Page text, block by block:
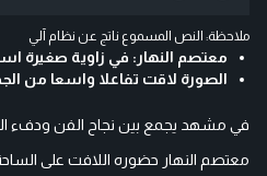
ملاحظة: النص المسموع ناتج عن نظام آلي
معتصم النهار: في زاوية صغيرة
الصورة لاقت تفاعلا واسعا من
في مشهد يجمع بين نجاح الفن ودفء
معتصم النهار حضوره اللافت على